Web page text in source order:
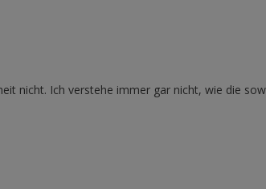
nicht. Ich verstehe immer gar nicht, wie die